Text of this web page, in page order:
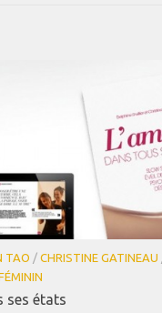
TAO / CHRISTINE GATINEAU
ses états